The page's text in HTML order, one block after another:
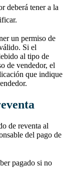
deberá tener a la
un permiso de
Si el
al tipo de
de vendedor, el
que indique
de reventa al
del pago de
pagado si no